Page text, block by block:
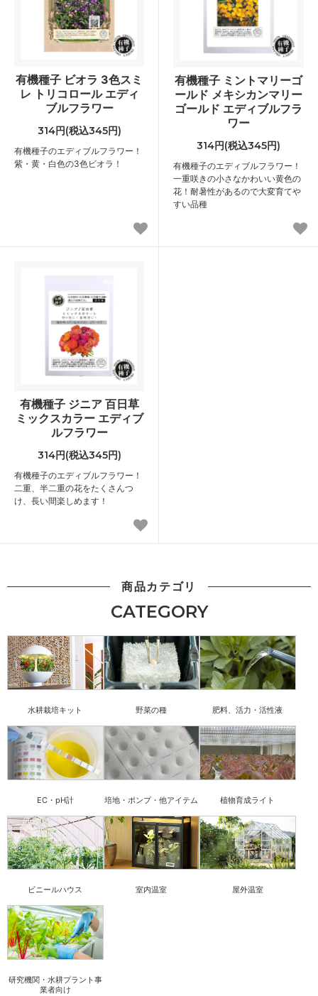
有機種子 ビオラ 3色スミ
レ トリコロール エディ
ブルフラワー
314円(税込345円)
有機種子のエディブルフラワー！
紫・黄・白色の3色ビオラ！
有機種子 ミントマリーゴ
ールド メキシカンマリー
ゴールド エディブルフラ
ワー
314円(税込345円)
有機種子のエディブルフラワー！
一重咲きの小さなかわいい黄色の
花！耐暑性があるので大変育てや
すい品種
有機種子 ジニア 百日草
ミックスカラー エディブ
ルフラワー
314円(税込345円)
有機種子のエディブルフラワー！
二重、半二重の花をたくさんつ
け、長い間楽しめます！
商品カテゴリ
CATEGORY
水耕栽培キット 野菜の種 肥料、活力・活性液
EC・pH計 培地・ポンプ・他アイテム 植物育成ライト
ビニールハウス 室内温室 屋外温室
研究機関・水耕プラント事
業者向け